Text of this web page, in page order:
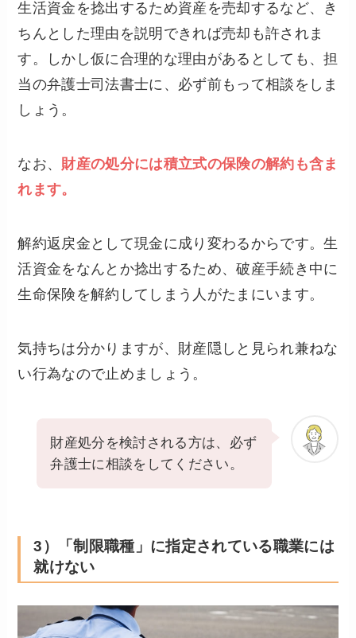
生活資金を捻出するため資産を売却するなど、き
ちんとした理由を説明できれば売却も許されま
す。しかし仮に合理的な理由があるとしても、担
当の弁護士司法書士に、必ず前もって相談をしま
しょう。
なお、 財産の処分には積立式の保険の解約も含ま
れます。
解約返戻金として現金に成り変わるからです。生
活資金をなんとか捻出するため、破産手続き中に
生命保険を解約してしまう人がたまにいます。
気持ちは分かりますが、財産隠しと見られ兼ねな
い行為なので止めましょう。
財産処分を検討される方は、必ず
弁護士に相談をしてください。
3）「制限職種」に指定されている職業には
就けない